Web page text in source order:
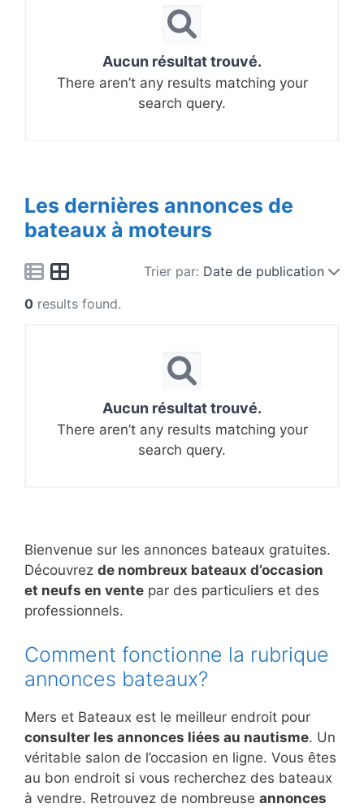
Aucun résultat trouvé.
There aren’t any results matching your
search query.
Les dernières annonces de
bateaux à moteurs
Trier par: Date de publication
0 results found.
Aucun résultat trouvé.
There aren’t any results matching your
search query.
Bienvenue sur les annonces bateaux gratuites.
Découvrez de nombreux bateaux d’occasion
et neufs en vente par des particuliers et des
professionnels.
Comment fonctionne la rubrique
annonces bateaux?
Mers et Bateaux est le meilleur endroit pour
consulter les annonces liées au nautisme. Un
véritable salon de l’occasion en ligne. Vous êtes
au bon endroit si vous recherchez des bateaux
à vendre. Retrouvez de nombreuse annonces